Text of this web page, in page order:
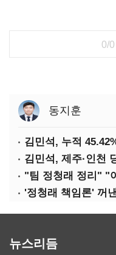
0/0
동지훈
김민석, 제주·인천
뉴스리듬